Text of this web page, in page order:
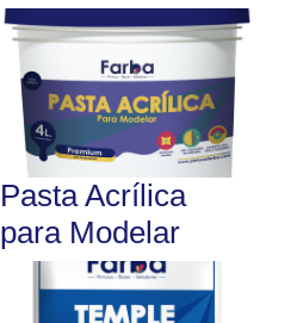
Pasta Acrílica
para Modelar